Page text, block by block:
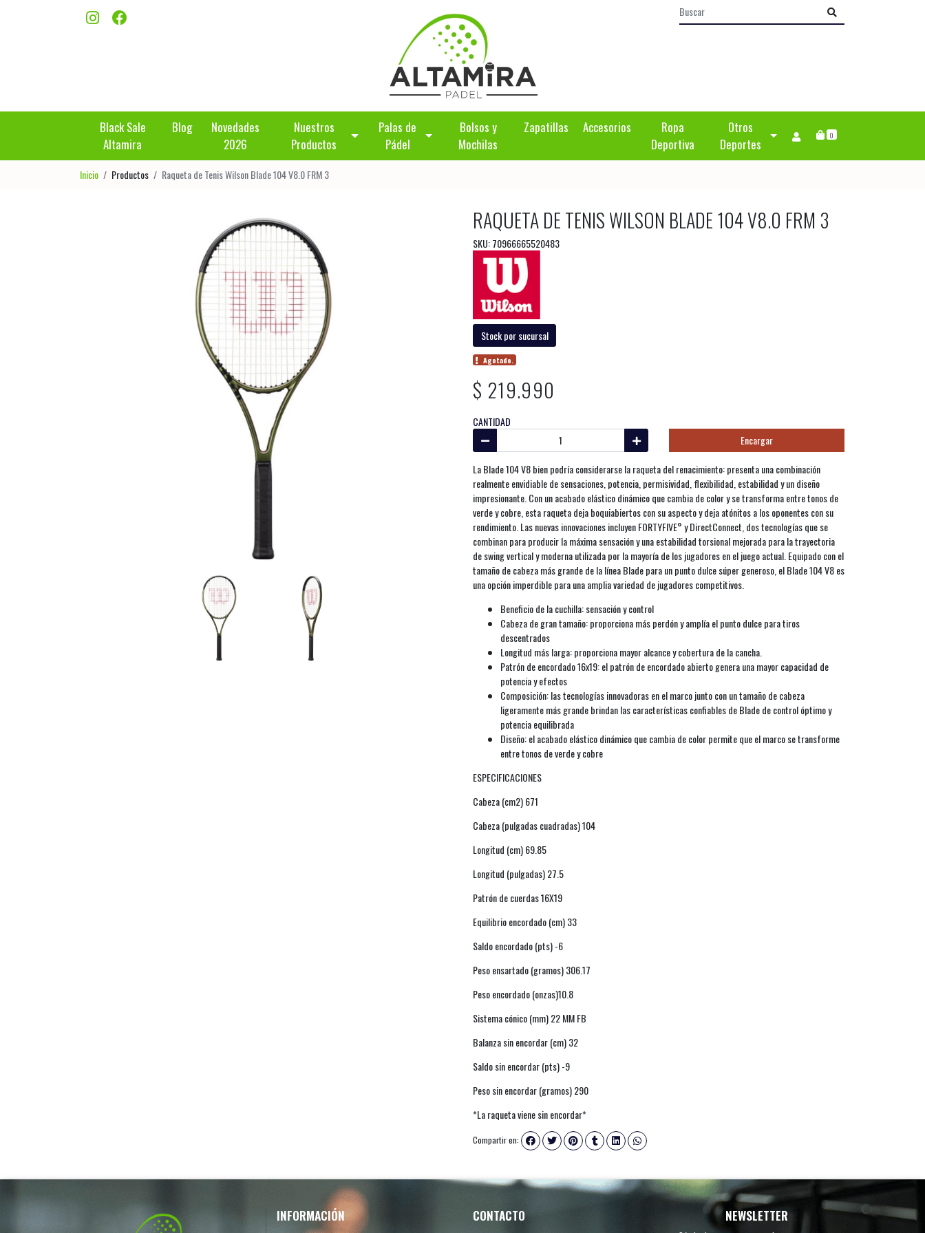
Black Sale
Altamira
Blog
Novedades
2026
Nuestros
Productos
Palas de
Pádel
Bolsos y
Mochilas
Zapatillas Accesorios
Ropa
Deportiva
Otros
Deportes
0
Inicio Productos Raqueta de Tenis Wilson Blade 104 V8.0 FRM 3
RAQUETA DE TENIS WILSON BLADE 104 V8.0 FRM 3
SKU: 70966665520483
Stock por sucursal
Agotado.
$ 219.990
CANTIDAD
Encargar
La Blade 104 V8 bien podría considerarse la raqueta del renacimiento: presenta una combinación
realmente envidiable de sensaciones, potencia, permisividad, flexibilidad, estabilidad y un diseño
impresionante. Con un acabado elástico dinámico que cambia de color y se transforma entre tonos de
verde y cobre, esta raqueta deja boquiabiertos con su aspecto y deja atónitos a los oponentes con su
rendimiento. Las nuevas innovaciones incluyen FORTYFIVE° y DirectConnect, dos tecnologías que se
combinan para producir la máxima sensación y una estabilidad torsional mejorada para la trayectoria
de swing vertical y moderna utilizada por la mayoría de los jugadores en el juego actual. Equipado con el
tamaño de cabeza más grande de la línea Blade para un punto dulce súper generoso, el Blade 104 V8 es
una opción imperdible para una amplia variedad de jugadores competitivos.
Beneficio de la cuchilla: sensación y control
Cabeza de gran tamaño: proporciona más perdón y amplía el punto dulce para tiros
descentrados
Longitud más larga: proporciona mayor alcance y cobertura de la cancha.
Patrón de encordado 16x19: el patrón de encordado abierto genera una mayor capacidad de
potencia y efectos
Composición: las tecnologías innovadoras en el marco junto con un tamaño de cabeza
ligeramente más grande brindan las características confiables de Blade de control óptimo y
potencia equilibrada
Diseño: el acabado elástico dinámico que cambia de color permite que el marco se transforme
entre tonos de verde y cobre
ESPECIFICACIONES
Cabeza (cm2) 671
Cabeza (pulgadas cuadradas) 104
Longitud (cm) 69.85
Longitud (pulgadas) 27.5
Patrón de cuerdas 16X19
Equilibrio encordado (cm) 33
Saldo encordado (pts) -6
Peso ensartado (gramos) 306.17
Peso encordado (onzas)10.8
Sistema cónico (mm) 22 MM FB
Balanza sin encordar (cm) 32
Saldo sin encordar (pts) -9
Peso sin encordar (gramos) 290
*La raqueta viene sin encordar*
Compartir en:
INFORMACIÓN CONTACTO NEWSLETTER